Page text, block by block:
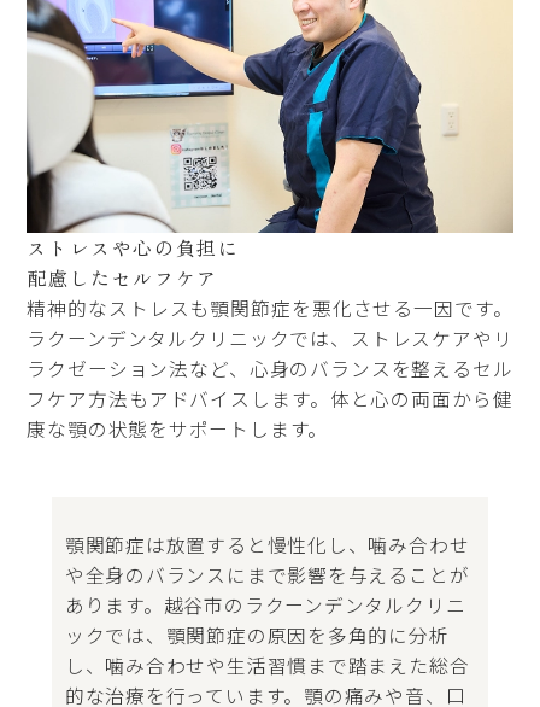
ストレスや心の負担に
配慮したセルフケア
精神的なストレスも顎関節症を悪化させる一因です。
ラクーンデンタルクリニックでは、ストレスケアやリ
ラクゼーション法など、心身のバランスを整えるセル
フケア方法もアドバイスします。体と心の両面から健
康な顎の状態をサポートします。
顎関節症は放置すると慢性化し、噛み合わせ
や全身のバランスにまで影響を与えることが
あります。越谷市のラクーンデンタルクリニ
ックでは、顎関節症の原因を多角的に分析
し、噛み合わせや生活習慣まで踏まえた総合
的な治療を行っています。顎の痛みや音、口